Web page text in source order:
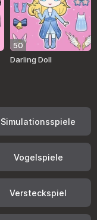
50
Darling Doll
Simulationsspiele
Vogelspiele
Versteckspiel